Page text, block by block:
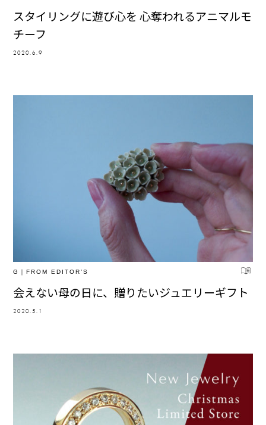
スタイリングに遊び心を 心奪われるアニマルモ
チーフ
2020.6.9
G｜FROM EDITOR’S
会えない母の日に、贈りたいジュエリーギフト
2020.5.1